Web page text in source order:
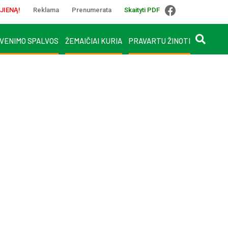
Reklama Prenumerata Skaityti PDF
SPALVOS ŽEMAIČIAI KURIA PRAVARTU ŽINOTI